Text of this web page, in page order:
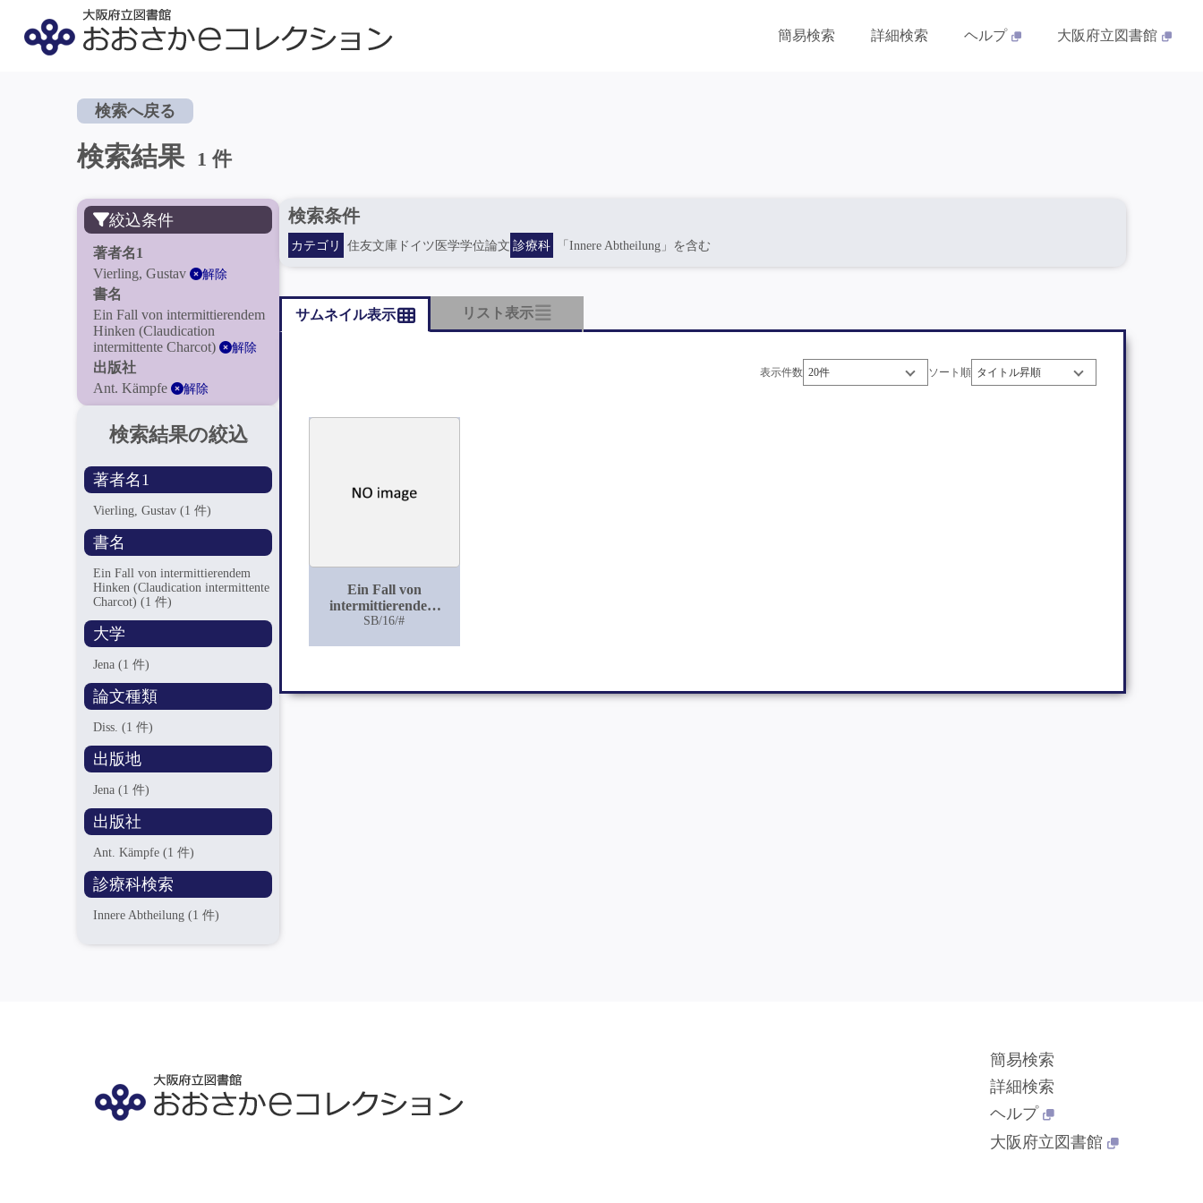
簡易検索 詳細検索 ヘルプ 大阪府立図書館
検索へ戻る
検索結果 1 件
絞込条件
著者名1
Vierling, Gustav
解除
書名
Ein Fall von intermittierendem
Hinken (Claudication
intermittente Charcot)
解除
出版社
Ant. Kämpfe
解除
検索結果の絞込
著者名1
Vierling, Gustav(1 件)
書名
Ein Fall von intermittierendem
Hinken (Claudication intermittente
Charcot)(1 件)
大学
Jena(1 件)
論文種類
Diss.(1 件)
出版地
Jena(1 件)
出版社
Ant. Kämpfe(1 件)
診療科検索
Innere Abtheilung(1 件)
検索条件
カテゴリ 住友文庫ドイツ医学学位論文 診療科 「Innere Abtheilung」を含む
サムネイル表示 リスト表示
表示件数 ソート順
Ein Fall von
intermittierendem
Hinken (Claudication
SB/16/#
簡易検索
詳細検索
ヘルプ
大阪府立図書館